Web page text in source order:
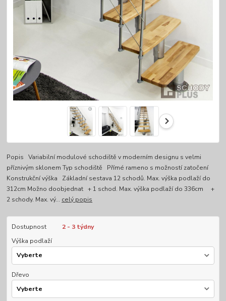
Popis Variabilní modulové schodiště v moderním designu s velmi
příznivým sklonem Typ schodiště Přímé rameno s možností zatočení
Konstrukční výška Základní sestava 12 schodů. Max. výška podlaží do
312cm Možno doobjednat + 1 schod. Max. výška podlaží do 336cm +
2 schody. Max. vý... celý popis
Dostupnost
2 - 3 týdny
Výška podlaží
Dřevo